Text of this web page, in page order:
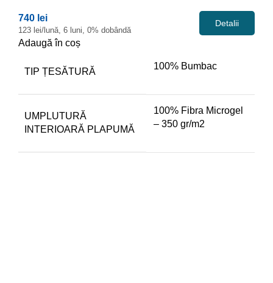
740 lei
123 lei/lună, 6 luni, 0% dobândă
Detalii
Adaugă în coș
TIP ȚESĂTURĂ
100% Bumbac
UMPLUTURĂ
INTERIOARĂ PLAPUMĂ
100% Fibra Microgel
– 350 gr/m2